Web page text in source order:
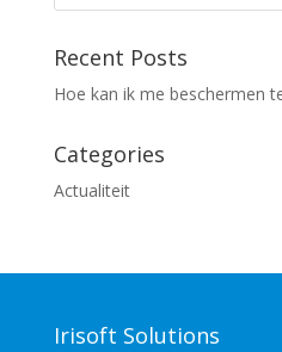
Recent Posts
Hoe kan ik me beschermen
Categories
Actualiteit
Irisoft Solutions